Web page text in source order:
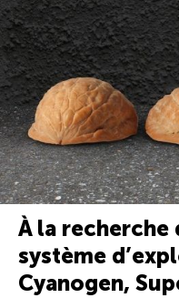
À la recherche
système
Cyanogen,